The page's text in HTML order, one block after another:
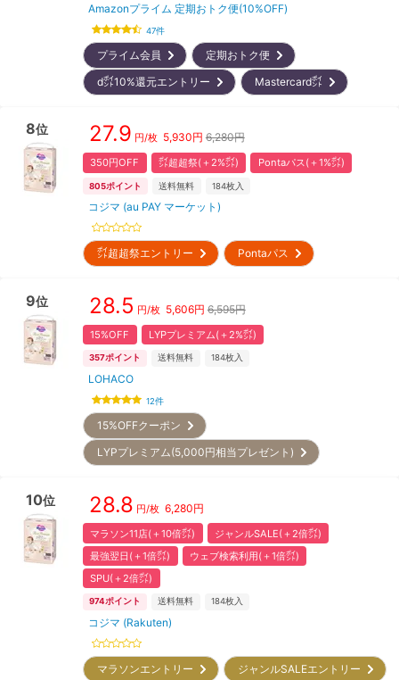
Amazonプライム 定期おトク便(10%OFF)
47件
プライム会員
定期おトク便
d㌽10%還元エントリー
Mastercard㌽
8位 27.9 円/枚 5,930円 6,280円
350円OFF ㌽超超祭(＋2%㌽) Pontaパス(＋1%㌽)
805ポイント 送料無料 184枚入
コジマ (au PAY マーケット)
㌽超超祭エントリー Pontaパス
9位 28.5 円/枚 5,606円 6,595円
15%OFF LYPプレミアム(＋2%㌽)
357ポイント 送料無料 184枚入
LOHACO
12件
15%OFFクーポン
LYPプレミアム(5,000円相当プレゼント)
10位 28.8 円/枚 6,280円
マラソン11店(＋10倍㌽)
ジャンルSALE(＋2倍㌽)
最強翌日(＋1倍㌽)
ウェブ検索利用(＋1倍㌽)
SPU(＋2倍㌽)
974ポイント 送料無料 184枚入
コジマ (Rakuten)
マラソンエントリー ジャンルSALEエントリー